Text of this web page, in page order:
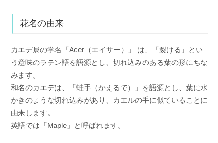
花名の由来
カエデ属の学名「Acer（エイサー）」 は、「裂ける」とい
う意味のラテン語を語源とし、切れ込みのある葉の形にちな
みます。
和名のカエデは、「蛙手（かえるで）」を語源とし、葉に水
かきのような切れ込みがあり、カエルの手に似ていることに
由来します。
英語では「Maple」と呼ばれます。